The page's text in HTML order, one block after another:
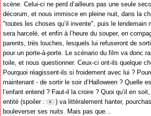
scène. Celui-ci ne perd d’ailleurs pas une seule
décorum, et nous immisce en pleine nuit, dans la
"toutes les choses qu’il invente", puis le lendemain
sera harcelé, et enfin à l’heure du souper, en
parents, très louches, lesquels lui refuseront de
pour un porte-à-porte. Le scénario du film va donc
toile, et nous questionner. Ceux-ci ont-ils quelque
Pourquoi réagissent-ils si froidement avec lui ?
maintenant - de sortir le soir d’Halloween ? Quelle
l’enfant entend ? Faut-il la croire ? Quoi qu’il en
entité (spoiler :
) va littéralement hanter,
bouleverser ses nuits. Mais pas que...